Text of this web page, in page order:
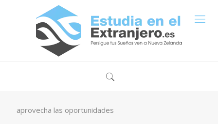
aprovecha las oportunidades